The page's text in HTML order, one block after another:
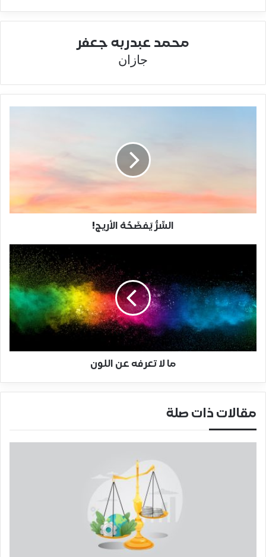
محمد عبدربه جعفر
جازان
السِّرُّ يَفضَحُهُ الأريج!
ما لا تعرفه عن اللون
مقالات ذات صلة